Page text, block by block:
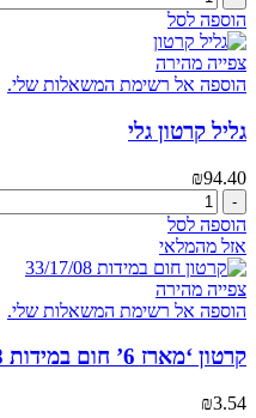
של
קרטון
'יין'
חד
מחוזק
31/24/33
הוספה לסל
צפייה מהירה
הוספה אל רשימת המשאלות שלי.
גליל קרטון גלי
₪94.40
כמות
של
גליל
קרטון
גלי
הוספה לסל
אזל מהמלאי
צפייה מהירה
הוספה אל רשימת המשאלות שלי.
קרטון ‘מארז 6’ חום במידות 33/17/08
₪3.54